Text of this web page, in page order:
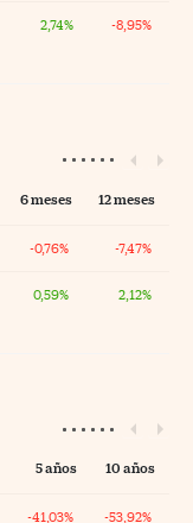
2,74% -8,95%
6 meses 12 meses
-0,76% -7,47%
0,59% 2,12%
5 años 10 años
-41,03% -53,92%